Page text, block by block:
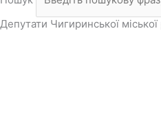
Депутати Чигиринської